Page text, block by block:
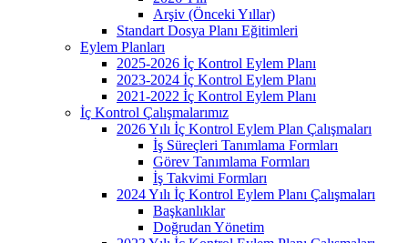
Arşiv (Önceki Yıllar)
Standart Dosya Planı Eğitimleri
Eylem Planları
2025-2026 İç Kontrol Eylem Planı
2023-2024 İç Kontrol Eylem Planı
2021-2022 İç Kontrol Eylem Planı
İç Kontrol Çalışmalarımız
2026 Yılı İç Kontrol Eylem Plan Çalışmaları
İş Süreçleri Tanımlama Formları
Görev Tanımlama Formları
İş Takvimi Formları
2024 Yılı İç Kontrol Eylem Planı Çalışmaları
Başkanlıklar
Doğrudan Yönetim